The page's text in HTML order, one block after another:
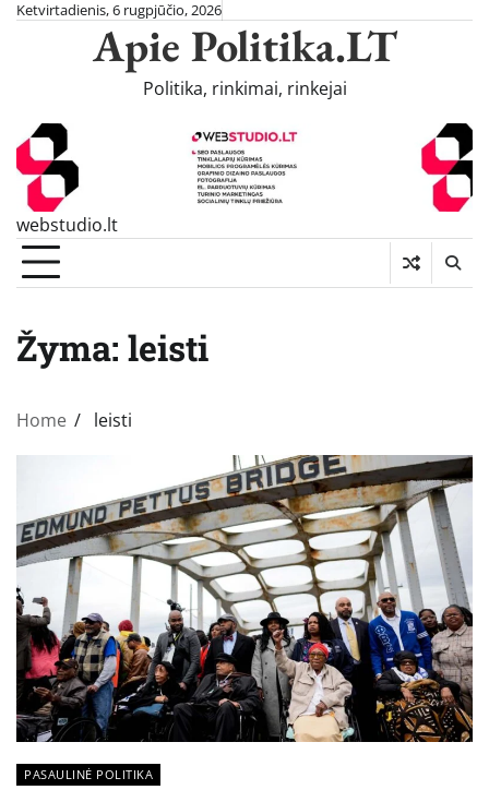
SkipKetvirtadienis, 6 rugpjūčio, 2026
Apie Politika.LT
Politika, rinkimai, rinkejai
webstudio.lt
Žyma: leisti
Home leisti
PASAULINĖ POLITIKA